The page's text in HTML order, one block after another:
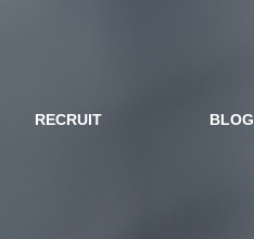
RECRUIT BLOG